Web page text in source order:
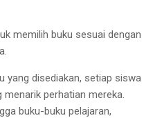
memilih buku sesuai dengan
yang disediakan, setiap siswa
perhatian mereka.
buku-buku pelajaran,